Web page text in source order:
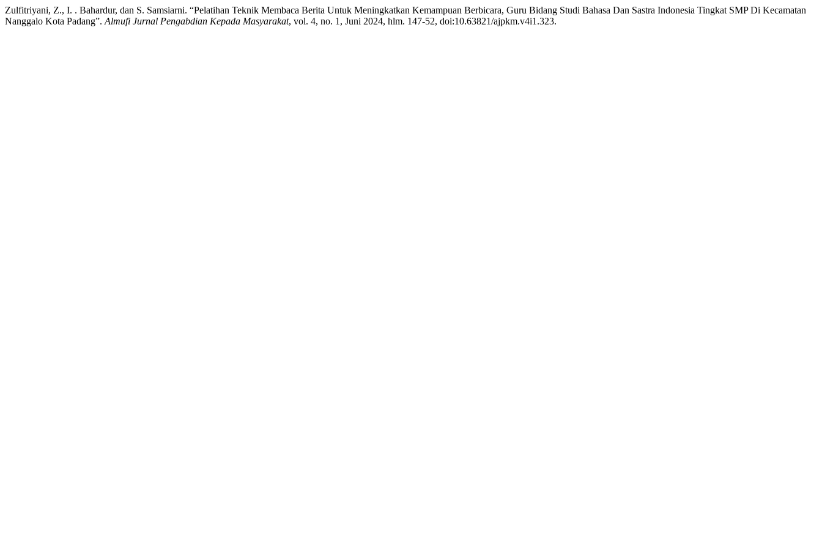
Zulfitriyani, Z., I. . Bahardur, dan S. Samsiarni. “Pelatihan Teknik Membaca Berita Untuk Meningkatkan Kemampuan Berbicara, Guru Bidang Studi Bahasa Dan Sastra Indonesia Tingkat SMP Di Kecamatan
Nanggalo Kota Padang”. Almufi Jurnal Pengabdian Kepada Masyarakat, vol. 4, no. 1, Juni 2024, hlm. 147-52, doi:10.63821/ajpkm.v4i1.323.